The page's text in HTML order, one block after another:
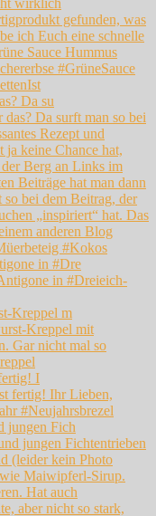
Da su
in #Dre
Kreppel m
I
jungen Fich